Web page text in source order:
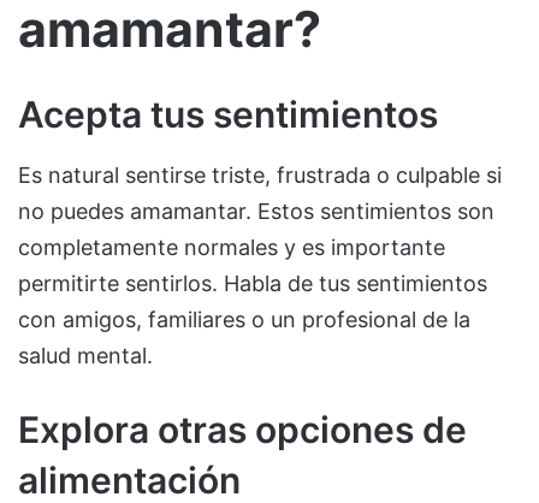
amamantar?
Acepta tus sentimientos
Es natural sentirse triste, frustrada o culpable si
no puedes amamantar. Estos sentimientos son
completamente normales y es importante
permitirte sentirlos. Habla de tus sentimientos
con amigos, familiares o un profesional de la
salud mental.
Explora otras opciones de
alimentación